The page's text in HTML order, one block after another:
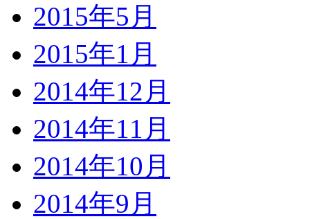
2015年5月
2015年1月
2014年12月
2014年11月
2014年10月
2014年9月